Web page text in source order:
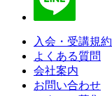
入会・受講規約
よくある質問
会社案内
お問い合わせ